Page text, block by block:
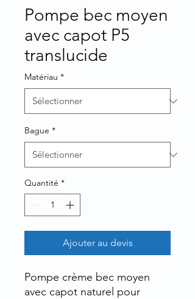
Pompe bec moyen
avec capot P5
translucide
Matériau *
Bague *
Quantité *
Ajouter au devis
Pompe crème bec moyen
avec capot naturel pour